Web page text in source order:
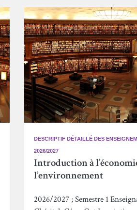
DESCRIPTIF DÉTAILLÉ DES
2026/2027
Introduction à
l’environnement
2026/2027 ; Semestre 1